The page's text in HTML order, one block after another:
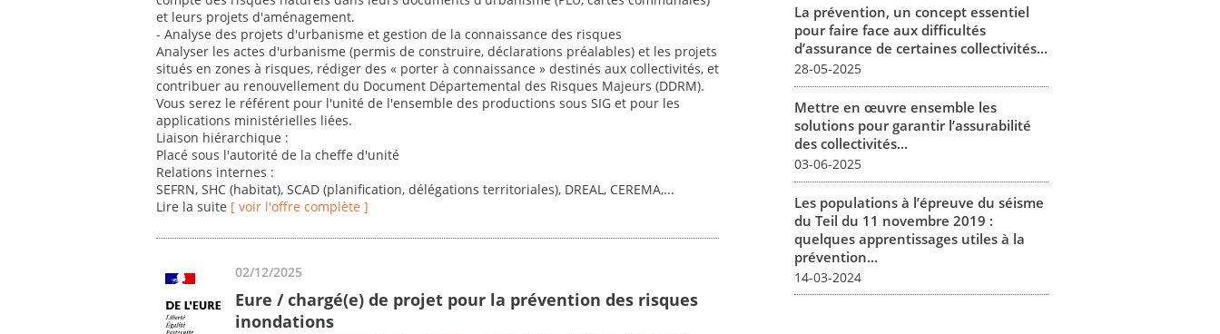
et leurs projets d'aménagement.
- Analyse des projets d'urbanisme et gestion de la connaissance des risques
Analyser les actes d'urbanisme (permis de construire, déclarations préalables) et les projets
situés en zones à risques, rédiger des « porter à connaissance » destinés aux collectivités, et
contribuer au renouvellement du Document Départemental des Risques Majeurs (DDRM).
Vous serez le référent pour l'unité de l'ensemble des productions sous SIG et pour les
applications ministérielles liées.
Liaison hiérarchique :
Placé sous l'autorité de la cheffe d'unité
Relations internes :
SEFRN, SHC (habitat), SCAD (planification, délégations territoriales), DREAL, CEREMA,...
Lire la suite [ voir l'offre complète ]
02/12/2025
Eure / chargé(e) de projet pour la prévention des risques
inondations
La prévention, un concept essentiel
pour faire face aux difficultés
d’assurance de certaines collectivités...
28-05-2025
Mettre en œuvre ensemble les
solutions pour garantir l’assurabilité
des collectivités...
03-06-2025
Les populations à l’épreuve du séisme
du Teil du 11 novembre 2019 :
quelques apprentissages utiles à la
prévention...
14-03-2024